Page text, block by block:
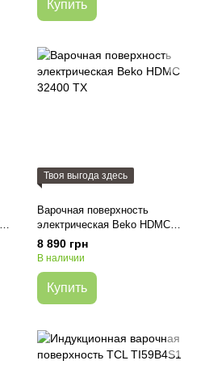
Купить
Твоя выгода здесь
Варочная поверхность
электрическая Beko HDMC
32400 TX
8 890 грн
В наличии
Купить